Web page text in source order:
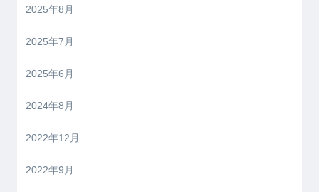
2025年8月
2025年7月
2025年6月
2024年8月
2022年12月
2022年9月